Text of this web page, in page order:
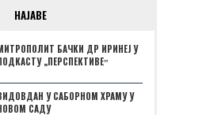
НАЈАВЕ
БАЧКИ ДР ИРИНЕЈ У
„ПЕРСПЕКТИВЕˮ
У САБОРНОМ ХРАМУ У
САДУ